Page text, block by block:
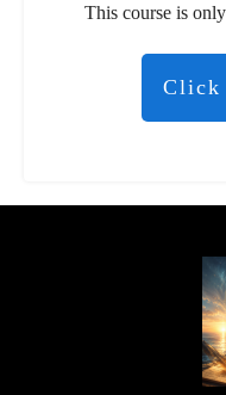
This course is
Click